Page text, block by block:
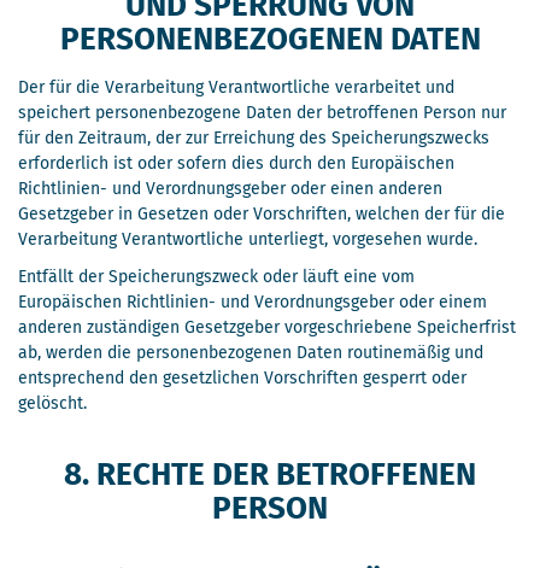
ND SPERRUNG VON P
ERSONENBEZOGENEN DATEN
Der für die Verarbeitung Verantwortliche verarbeitet und
speichert personenbezogene Daten der betroffenen Person nur
für den Zeitraum, der zur Erreichung des Speicherungszwecks
erforderlich ist oder sofern dies durch den Europäischen
Richtlinien- und Verordnungsgeber oder einen anderen
Gesetzgeber in Gesetzen oder Vorschriften, welchen der für die
Verarbeitung Verantwortliche unterliegt, vorgesehen wurde.
Entfällt der Speicherungszweck oder läuft eine vom
Europäischen Richtlinien- und Verordnungsgeber oder einem
anderen zuständigen Gesetzgeber vorgeschriebene Speicherfrist
ab, werden die personenbezogenen Daten routinemäßig und
entsprechend den gesetzlichen Vorschriften gesperrt oder
gelöscht.
8. RECHTE DER BETROFFENEN
PERSON